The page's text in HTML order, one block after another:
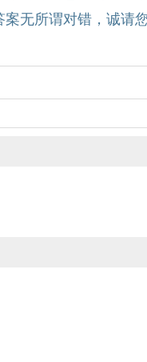
无所谓对错，诚请